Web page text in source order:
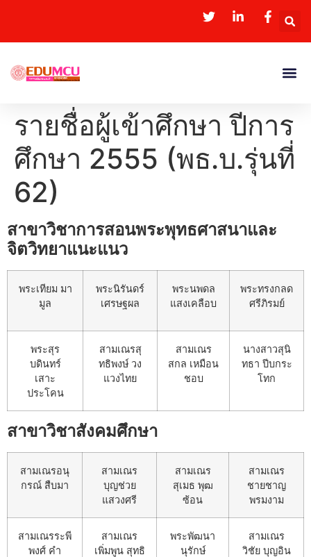
รายชื่อผู้เข้าศึกษา ปีการ
ศึกษา 2555 (พธ.บ.รุ่นที่
62)
สาขาวิชาการสอนพระพุทธศาสนาและ
จิตวิทยาแนะแนว
พระเทียม มา
มูล
พระนิรันดร์
เศรษฐผล
พระนพดล
แสงเคลือบ
พระทรงกลด
ศรีภิรมย์
พระสุร
บดินทร์
เสาะ
ประโคน
สามเณรสุ
ทธิพงษ์ วง
แวงไทย
สามเณร
สกล เหมือน
ชอบ
นางสาวสุนิ
ทธา ปีบกระ
โทก
สาขาวิชาสังคมศึกษา
สามเณรอนุ
กรณ์ สืบมา
สามเณร
บุญช่วย
แสวงศรี
สามเณร
สุเมธ พุฒ
ซ้อน
สามเณร
ชายชาญ
พรมงาม
สามเณรระพี
พงศ์ คำ
สามเณร
เพิ่มพูน สุทธิ
พระพัฒนา
นุรักษ์
สามเณร
วิชัย บุญอิน